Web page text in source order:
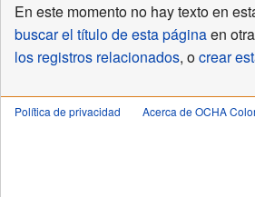
En este momento no hay texto en
buscar el título de esta páginaen
los registros relacionados, ocrear
Política de privacidad Acerca de OCHA